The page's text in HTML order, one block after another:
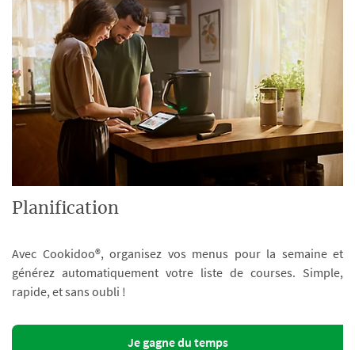
Planification
Avec Cookidoo®, organisez vos menus pour la semaine et
générez automatiquement votre liste de courses. Simple,
rapide, et sans oubli !
Je gagne du temps